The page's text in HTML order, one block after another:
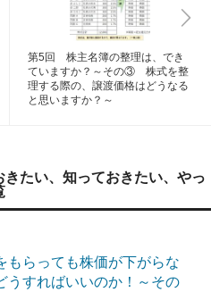
第5回 株主名簿の整理は、でき
ていますか？～その③ 株式を整
理する際の、譲渡価格はどうなる
と思いますか？～
きたい、知っておきたい、やっ
もらっても株価が下がらな
うすればいいのか！～その